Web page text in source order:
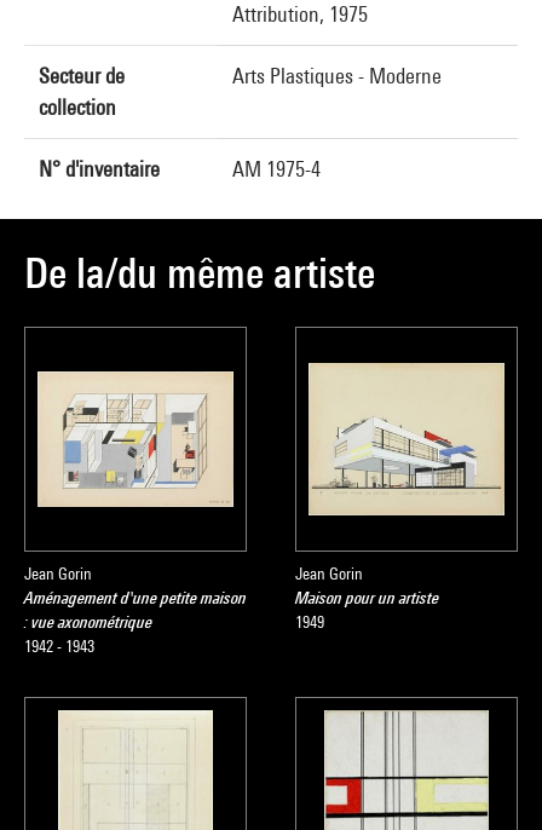
Attribution, 1975
Secteur de
collection
Arts Plastiques - Moderne
N° d'inventaire AM 1975-4
De la/du même artiste
Jean Gorin
Aménagement d'une petite maison
: vue axonométrique
1942 - 1943
Jean Gorin
Maison pour un artiste
1949